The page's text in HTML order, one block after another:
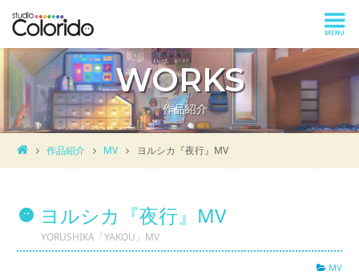
WORKS
作品紹介
作品紹介 MV ヨルシカ『夜行』MV
ヨルシカ『夜行』MV
YORUSHIKA「YAKOU」MV
MV